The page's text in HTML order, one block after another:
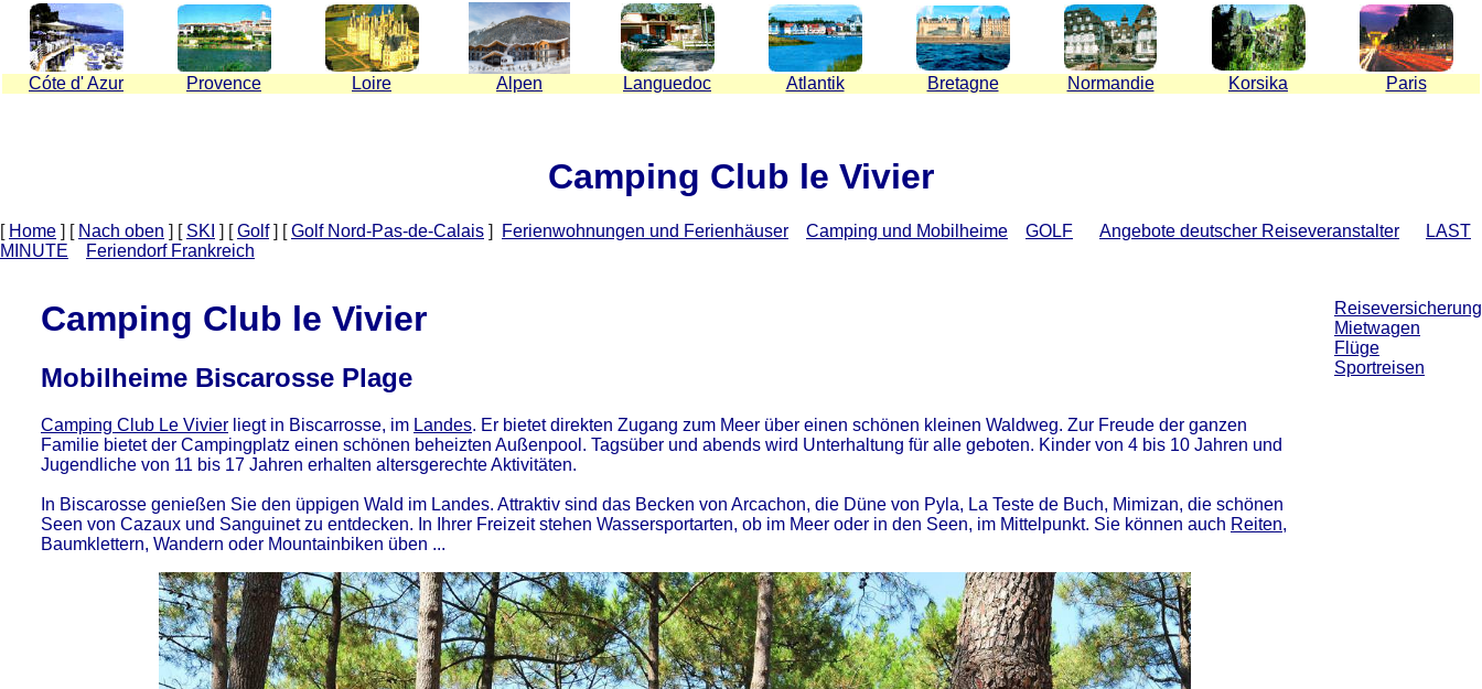
Cóte d' Azur Provence Loire Alpen Languedoc Atlantik Bretagne Normandie Korsika Paris
Camping Club le Vivier
[ Home ] [ Nach oben ] [ SKI ] [Golf] [Golf Nord-Pas-de-Calais ] Ferienwohnungen und Ferienhäuser Camping und Mobilheime GOLF Angebote deutscher Reiseveranstalter
LAST
MINUTE
Feriendorf Frankreich
Camping Club le Vivier
Mobilheime Biscarosse Plage
Camping Club Le Vivier liegt in Biscarrosse, im Landes. Er bietet direkten Zugang zum Meer über einen schönen kleinen Waldweg. Zur Freude der ganzen
Familie bietet der Campingplatz einen schönen beheizten Außenpool. Tagsüber und abends wird Unterhaltung für alle geboten. Kinder von 4 bis 10 Jahren und
Jugendliche von 11 bis 17 Jahren erhalten altersgerechte Aktivitäten.
In Biscarosse genießen Sie den üppigen Wald im Landes. Attraktiv sind das Becken von Arcachon, die Düne von Pyla, La Teste de Buch, Mimizan, die schönen
Seen von Cazaux und Sanguinet zu entdecken. In Ihrer Freizeit stehen Wassersportarten, ob im Meer oder in den Seen, im Mittelpunkt. Sie können auch Reiten,
Baumklettern, Wandern oder Mountainbiken üben ...
Reiseversicherung
Mietwagen
Flüge
Sportreisen